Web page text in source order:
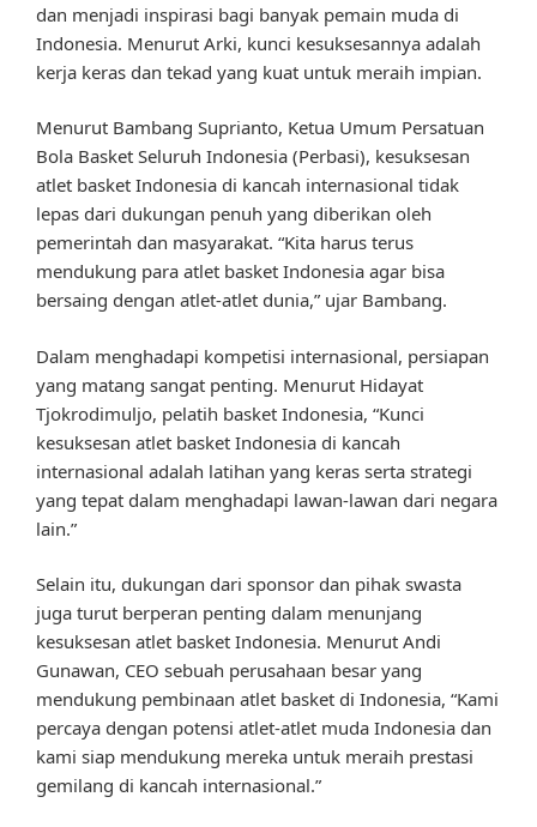
dan menjadi inspirasi bagi banyak pemain muda di
Indonesia. Menurut Arki, kunci kesuksesannya adalah
kerja keras dan tekad yang kuat untuk meraih impian.
Menurut Bambang Suprianto, Ketua Umum Persatuan
Bola Basket Seluruh Indonesia (Perbasi), kesuksesan
atlet basket Indonesia di kancah internasional tidak
lepas dari dukungan penuh yang diberikan oleh
pemerintah dan masyarakat. “Kita harus terus
mendukung para atlet basket Indonesia agar bisa
bersaing dengan atlet-atlet dunia,” ujar Bambang.
Dalam menghadapi kompetisi internasional, persiapan
yang matang sangat penting. Menurut Hidayat
Tjokrodimuljo, pelatih basket Indonesia, “Kunci
kesuksesan atlet basket Indonesia di kancah
internasional adalah latihan yang keras serta strategi
yang tepat dalam menghadapi lawan-lawan dari negara
lain.”
Selain itu, dukungan dari sponsor dan pihak swasta
juga turut berperan penting dalam menunjang
kesuksesan atlet basket Indonesia. Menurut Andi
Gunawan, CEO sebuah perusahaan besar yang
mendukung pembinaan atlet basket di Indonesia, “Kami
percaya dengan potensi atlet-atlet muda Indonesia dan
kami siap mendukung mereka untuk meraih prestasi
gemilang di kancah internasional.”